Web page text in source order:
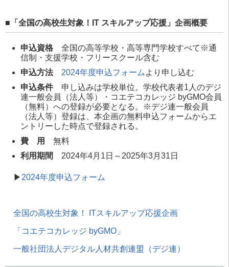
■「全国の高校生対象！IT スキルアップ応援」企画概要
申込資格 全国の高等学校・高等専門学校すべて※通
信制・支援学校・フリースクール含む
申込方法
2024年度申込フォームより申し込む
申込条件申し込みは学校単位。学校代表者1人のデジ
連一般会員（法人等）・コエテコカレッジ byGMO会員
（無料）への登録が必要となる。※デジ連一般会員
（法人等）登録は、本企画の無料申込フォームからエ
ントリーした時点で登録される。
費 用
無料
利用期間
2024年4月1日～2025年3月31日
▶︎2024年度申込フォーム
全国の高校生対象！ ITスキルアップ応援企画
「コエテコカレッジ byGMO」
一般社団法人デジタル人材共創連盟（デジ連）